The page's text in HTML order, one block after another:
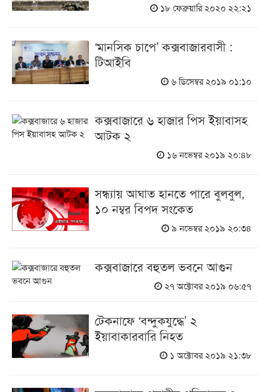
১৮ ফেব্রুয়ারি ২০২০ ২২:২১
‘মানসিক চাপে’ কক্সবাজারবাসী :
টিআইবি
৬ ডিসেম্বর ২০১৯ ০১:১০
কক্সবাজারে ৬ হাজার পিস ইয়াবাসহ
আটক ২
১৬ নভেম্বর ২০১৯ ২০:৪৮
সন্ধ্যায় আঘাত হানতে পারে বুলবুল,
১০ নম্বর বিপদ সংকেত
৯ নভেম্বর ২০১৯ ২০:৩৪
কক্সবাজারে বহুতল ভবনে আগুন
২৭ অক্টোবর ২০১৯ ০৬:৫৭
টেকনাফে ‘বন্দুকযুদ্ধে’ ২
ইয়াবাকারবারি নিহত
১ অক্টোবর ২০১৯ ২১:৩৮